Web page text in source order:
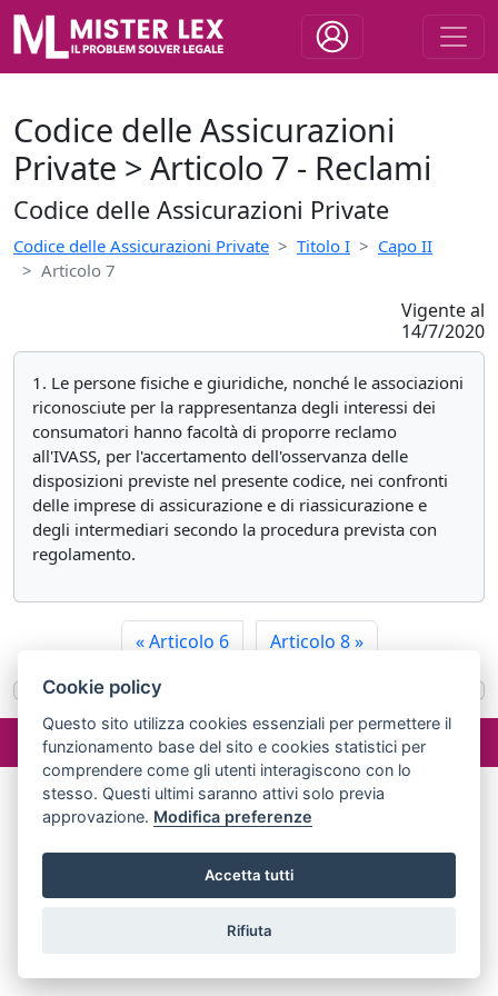
Codice delle Assicurazioni
Private > Articolo 7 - Reclami
Codice delle Assicurazioni Private
Codice delle Assicurazioni Private Titolo I
Capo II
Articolo 7
Vigente al
14/7/2020
1. Le persone fisiche e giuridiche, nonché le associazioni
riconosciute per la rappresentanza degli interessi dei
consumatori hanno facoltà di proporre reclamo
all'IVASS, per l'accertamento dell'osservanza delle
disposizioni previste nel presente codice, nei confronti
delle imprese di assicurazione e di riassicurazione e
degli intermediari secondo la procedura prevista con
regolamento.
«Articolo 6 Articolo 8»
©2024 misterlex.it - redazione@misterlex.it-Privacy- P.I.
02029690472
Cookie policy
Questo sito utilizza cookies essenziali per permettere il
funzionamento base del sito e cookies statistici per
comprendere come gli utenti interagiscono con lo
stesso. Questi ultimi saranno attivi solo previa
approvazione. Modifica preferenze
Accetta tutti
Rifiuta